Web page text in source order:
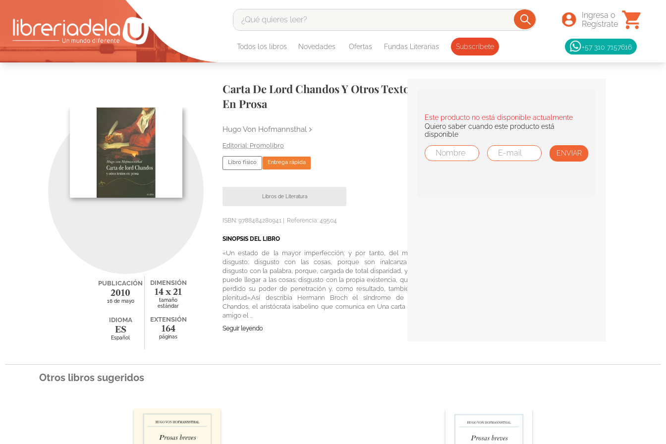
¿Qué quieres leer?
Todos los libros Novedades Ofertas Fundas Literarias Subscríbete +57 310 7157616
PUBLICACIÓN
2010
16 de mayo
DIMENSIÓN
14 x 21
tamaño
estándar
IDIOMA
ES
Español
EXTENSIÓN
164
páginas
Carta De Lord Chandos Y Otros Textos
En Prosa
Hugo Von Hofmannsthal
Promolibro
Libro físico Entrega rápida
Libros de Literatura
ISBN: 9788484280941 Referencia: 49504
SINOPSIS DEL LIBRO
«Un estado de la mayor imperfección, y por tanto, del mayor
disgusto: disgusto con las cosas, porque son inalcanzables,
disgusto con la palabra, porque, cargada de total disparidad, ya no
puede llegar a las cosas; disgusto con la propia existencia, que ha
perdido su poder de penetración y, como resultado, también la
plenitud».Así describía Hermann Broch el síndrome de lord
Chandos, el aristócrata isabelino que comunica en Una carta a su
amigo el ...
Seguir leyendo
Este producto no está disponible actualmente
Quiero saber cuando este producto está
disponible
ENVIAR
Otros libros sugeridos
TÉRMINOS MÁS BUSCADOS
3.
harry potter
4.
edición especial
5.
iliada
6.
1984
el cielo selva